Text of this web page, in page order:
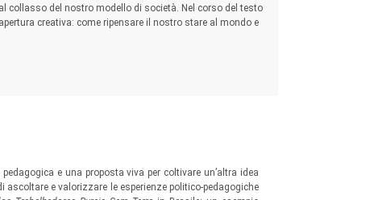
collasso del nostro modello di società. Nel corso del testo
creativa: come ripensare il nostro stare al mondo e
pedagogica e una proposta viva per coltivare un’altra idea
e valorizzare le esperienze politico-pedagogiche